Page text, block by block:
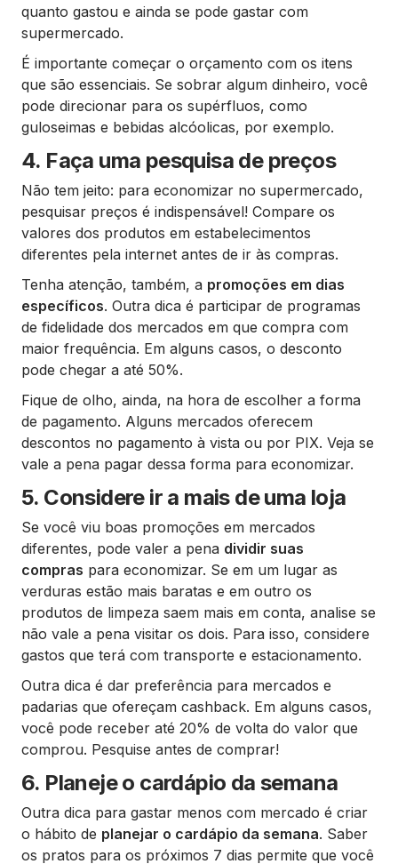
quanto gastou e ainda se pode gastar com
supermercado.
É importante começar o orçamento com os itens
que são essenciais. Se sobrar algum dinheiro, você
pode direcionar para os supérfluos, como
guloseimas e bebidas alcóolicas, por exemplo.
4. Faça uma pesquisa de preços
Não tem jeito: para economizar no supermercado,
pesquisar preços é indispensável! Compare os
valores dos produtos em estabelecimentos
diferentes pela internet antes de ir às compras.
Tenha atenção, também, a promoções em dias
específicos. Outra dica é participar de programas
de fidelidade dos mercados em que compra com
maior frequência. Em alguns casos, o desconto
pode chegar a até 50%.
Fique de olho, ainda, na hora de escolher a forma
de pagamento. Alguns mercados oferecem
descontos no pagamento à vista ou por PIX. Veja se
vale a pena pagar dessa forma para economizar.
5. Considere ir a mais de uma loja
Se você viu boas promoções em mercados
diferentes, pode valer a pena dividir suas
compras para economizar. Se em um lugar as
verduras estão mais baratas e em outro os
produtos de limpeza saem mais em conta, analise se
não vale a pena visitar os dois. Para isso, considere
gastos que terá com transporte e estacionamento.
Outra dica é dar preferência para mercados e
padarias que ofereçam cashback. Em alguns casos,
você pode receber até 20% de volta do valor que
comprou. Pesquise antes de comprar!
6. Planeje o cardápio da semana
Outra dica para gastar menos com mercado é criar
o hábito de planejar o cardápio da semana. Saber
os pratos para os próximos 7 dias permite que você